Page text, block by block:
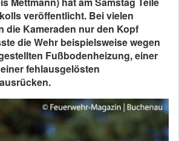
veröffentlicht. Bei vielen
die Kameraden nur den Kopf
die Wehr beispielsweise wegen
Fußbodenheizung, einer
fehlausgelösten